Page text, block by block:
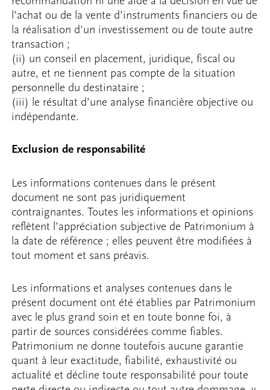
l’achat ou de la vente d’instruments financiers ou de
la réalisation d’un investissement ou de toute autre
transaction ;
(ii) un conseil en placement, juridique, fiscal ou
autre, et ne tiennent pas compte de la situation
personnelle du destinataire ;
(iii) le résultat d’une analyse financière objective ou
indépendante.
Exclusion de responsabilité
Les informations contenues dans le présent
document ne sont pas juridiquement
contraignantes. Toutes les informations et opinions
reflètent l’appréciation subjective de Patrimonium à
la date de référence ; elles peuvent être modifiées à
tout moment et sans préavis.
Les informations et analyses contenues dans le
présent document ont été établies par Patrimonium
avec le plus grand soin et en toute bonne foi, à
partir de sources considérées comme fiables.
Patrimonium ne donne toutefois aucune garantie
quant à leur exactitude, fiabilité, exhaustivité ou
actualité et décline toute responsabilité pour toute